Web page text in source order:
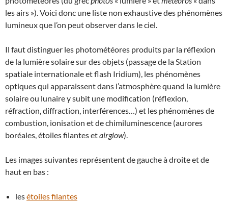
les airs »). Voici donc une liste non exhaustive des phénomènes
lumineux que l’on peut observer dans le ciel.
Il faut distinguer les photométéores produits par la réflexion
de la lumière solaire sur des objets (passage de la Station
spatiale internationale et flash Iridium), les phénomènes
optiques qui apparaissent dans l’atmosphère quand la lumière
solaire ou lunaire y subit une modification (réflexion,
réfraction, diffraction, interférences…) et les phénomènes de
combustion, ionisation et de chimiluminescence (aurores
boréales, étoiles filantes etairglow).
Les images suivantes représentent de gauche à droite et de
haut en bas :
lesétoiles filantes